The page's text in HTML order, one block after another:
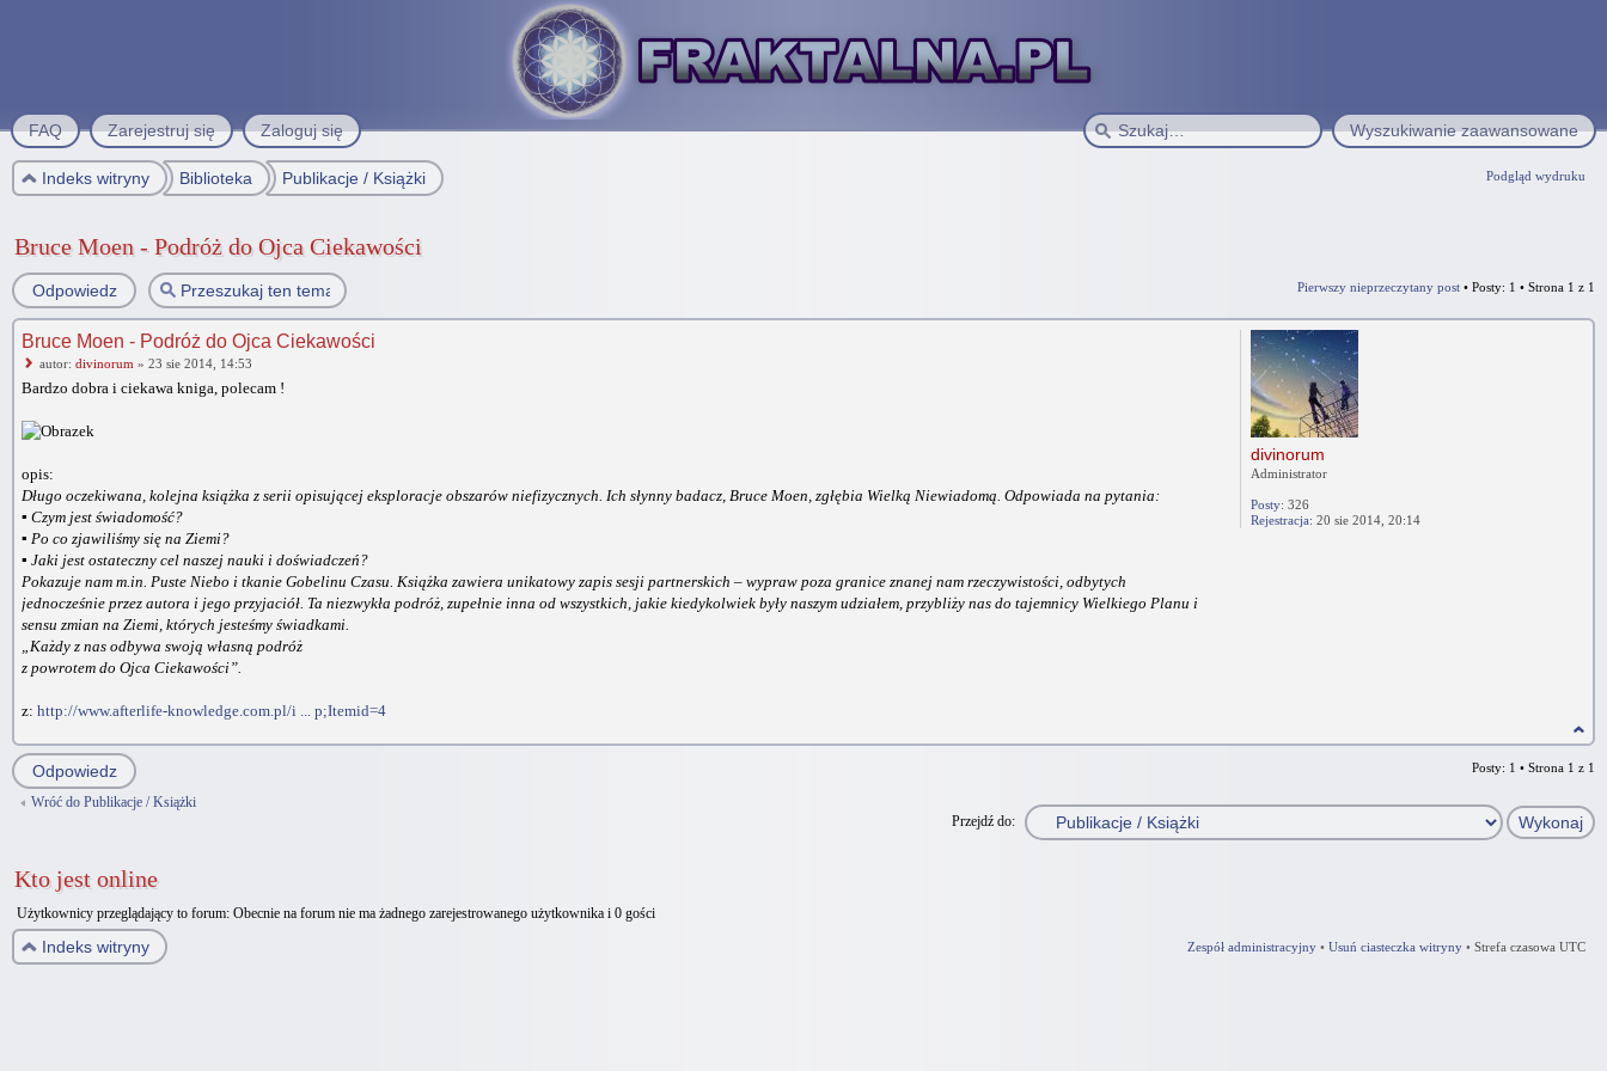
Wyszukiwanie zaawansowane
FAQ Zarejestruj się Zaloguj się
Podgląd wydruku
Indeks witryny Biblioteka Publikacje / Książki
Bruce Moen - Podróż do Ojca Ciekawości
Odpowiedz Pierwszy nieprzeczytany post • Posty: 1 • Strona 1 z 1
Bruce Moen - Podróż do Ojca Ciekawości
autor: divinorum » 23 sie 2014, 14:53
Bardzo dobra i ciekawa kniga, polecam !
opis:
Długo oczekiwana, kolejna książka z serii opisującej eksploracje obszarów niefizycznych. Ich słynny badacz, Bruce Moen, zgłębia Wielką Niewiadomą. Odpowiada na pytania:
▪ Czym jest świadomość?
▪ Po co zjawiliśmy się na Ziemi?
▪ Jaki jest ostateczny cel naszej nauki i doświadczeń?
Pokazuje nam m.in. Puste Niebo i tkanie Gobelinu Czasu. Książka zawiera unikatowy zapis sesji partnerskich – wypraw poza granice znanej nam rzeczywistości, odbytych
jednocześnie przez autora i jego przyjaciół. Ta niezwykła podróż, zupełnie inna od wszystkich, jakie kiedykolwiek były naszym udziałem, przybliży nas do tajemnicy Wielkiego Planu i
sensu zmian na Ziemi, których jesteśmy świadkami.
„Każdy z nas odbywa swoją własną podróż
z powrotem do Ojca Ciekawości”.
z: http://www.afterlife-knowledge.com.pl/i ... p;Itemid=4
divinorum
Administrator
Posty: 326
Rejestracja: 20 sie 2014, 20:14
Odpowiedz Posty: 1 • Strona 1 z 1
Wróć do Publikacje / Książki
Przejdź do:
Kto jest online
Użytkownicy przeglądający to forum: Obecnie na forum nie ma żadnego zarejestrowanego użytkownika i 0 gości
Zespół administracyjny • Usuń ciasteczka witryny • Strefa czasowa UTC
Indeks witryny